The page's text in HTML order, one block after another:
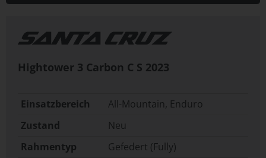
Hightower 3 Carbon C S 2023
Einsatzbereich
All-Mountain, Enduro
Zustand
Neu
Rahmentyp
Gefedert (Fully)